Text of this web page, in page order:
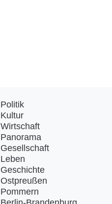
Politik
Kultur
Wirtschaft
Panorama
Gesellschaft
Leben
Geschichte
Ostpreußen
Pommern